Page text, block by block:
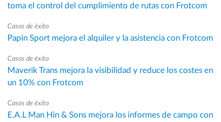
toma el control del cumplimiento de rutas con Frotcom
Casos de éxito
Papin Sport mejora el alquiler y la asistencia con Frotcom
Casos de éxito
Maverik Trans mejora la visibilidad y reduce los costes en
un 10% con Frotcom
Casos de éxito
E.A.L Man Hin & Sons mejora los informes de campo con